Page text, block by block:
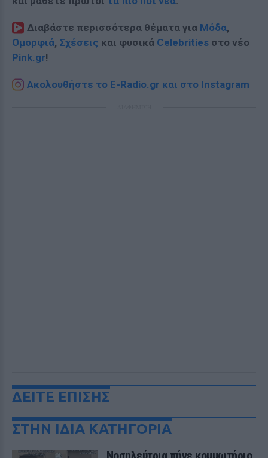
Διαβάστε περισσότερα θέματα για Μόδα,
Ομορφιά, Σχέσεις και φυσικά Celebrities στο νέο
Pink.gr!
Ακολουθήστε το E-Radio.gr και στο Instagram
ΔΕΙΤΕ ΕΠΙΣΗΣ
ΣΤΗΝ ΙΔΙΑ ΚΑΤΗΓΟΡΙΑ